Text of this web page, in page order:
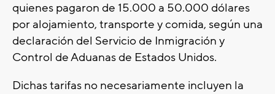
quienes pagaron de 15.000 a 50.000 dólares
por alojamiento, transporte y comida, según una
declaración del Servicio de Inmigración y
Control de Aduanas de Estados Unidos.
Dichas tarifas no necesariamente incluyen la